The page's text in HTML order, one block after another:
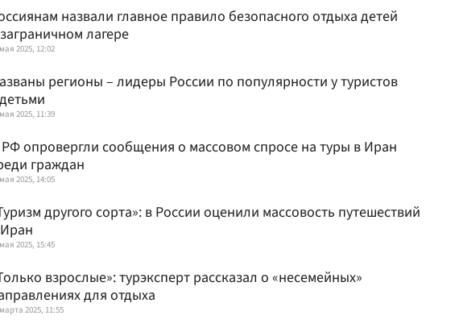
назвали главное правило безопасного отдыха детей
лагере
2025, 12:02
регионы – лидеры России по популярности у туристов
2025, 11:39
опровергли сообщения о массовом спросе на туры в Иран
граждан
2025, 14:05
другого сорта»: в России оценили массовость путешествий
2025, 15:45
взрослые»: турэксперт рассказал о «несемейных»
для отдыха
2025, 11:55